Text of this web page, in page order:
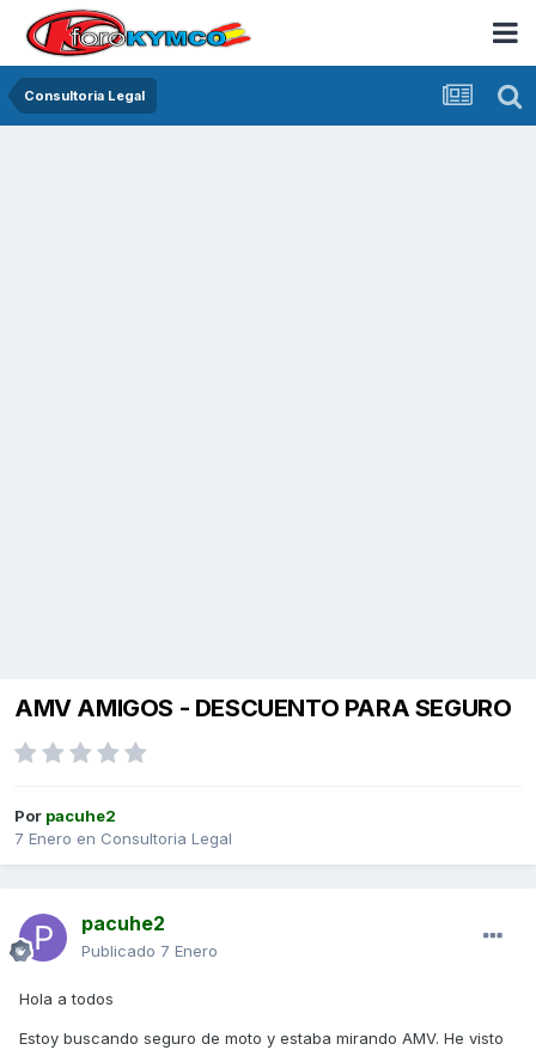
Consultoria Legal
AMV AMIGOS - DESCUENTO PARA SEGURO
Por pacuhe2
7 Enero en Consultoria Legal
pacuhe2
Publicado 7 Enero
Hola a todos
Estoy buscando seguro de moto y estaba mirando AMV. He visto